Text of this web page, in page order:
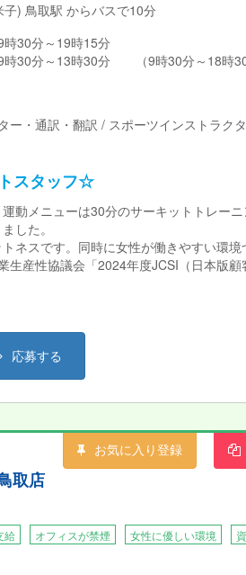
) 鳥取駅 からバスで10分
30分～19時15分
13時30分 （9時30分～18時30
ー・通訳・翻訳 / スポーツインストラク
スタッフ☆
動メニューは30分のサーキットトレー
した。
ネスです。同時に女性が働きやすい環境
産性協議会「2024年度JCSI（日本版顧
できます！
当社では、日々の業務や研修会を通じて
がいたっぷりのお仕事です。
応募する
お気に入り登録
取店
給 オフィスが禁煙 女性に優しい環境